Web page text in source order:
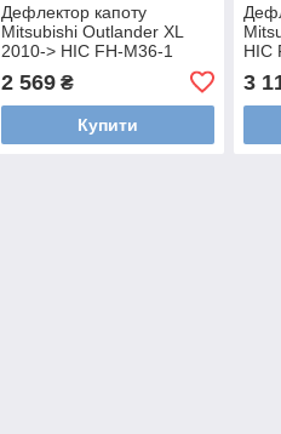
Дефлектор капоту
Mitsubishi Outlander XL
2010-> HIC FH-M36-1
2 569₴
Купити
HIC
3